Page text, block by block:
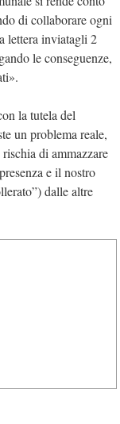
di collaborare ogni
lettera inviatagli 2
le conseguenze,
la tutela del
un problema reale,
di ammazzare
e il nostro
dalle altre